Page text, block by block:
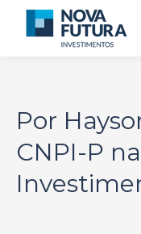
Por
CNPI-P